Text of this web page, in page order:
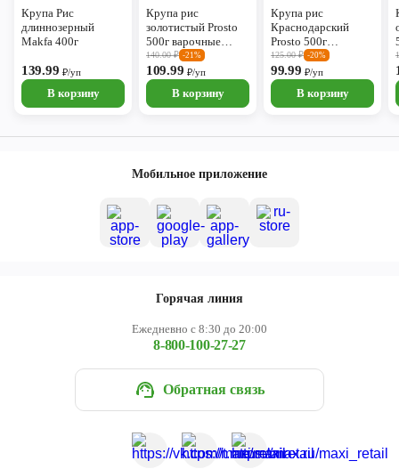
Крупа Рис
длиннозерный
Makfa 400г
139.99 ₽/уп
В корзину
Крупа рис
золотистый Prosto
500г варочные
пакеты
140.00₽ -21%
109.99 ₽/уп
В корзину
Крупа рис
Краснодарский
Prosto 500г
варочные пакеты
125.00₽ -20%
99.99₽/уп
В корзину
Мобильное приложение
Горячая линия
Ежедневно с 8:30 до 20:00
8-800-100-27-27
Обратная связь